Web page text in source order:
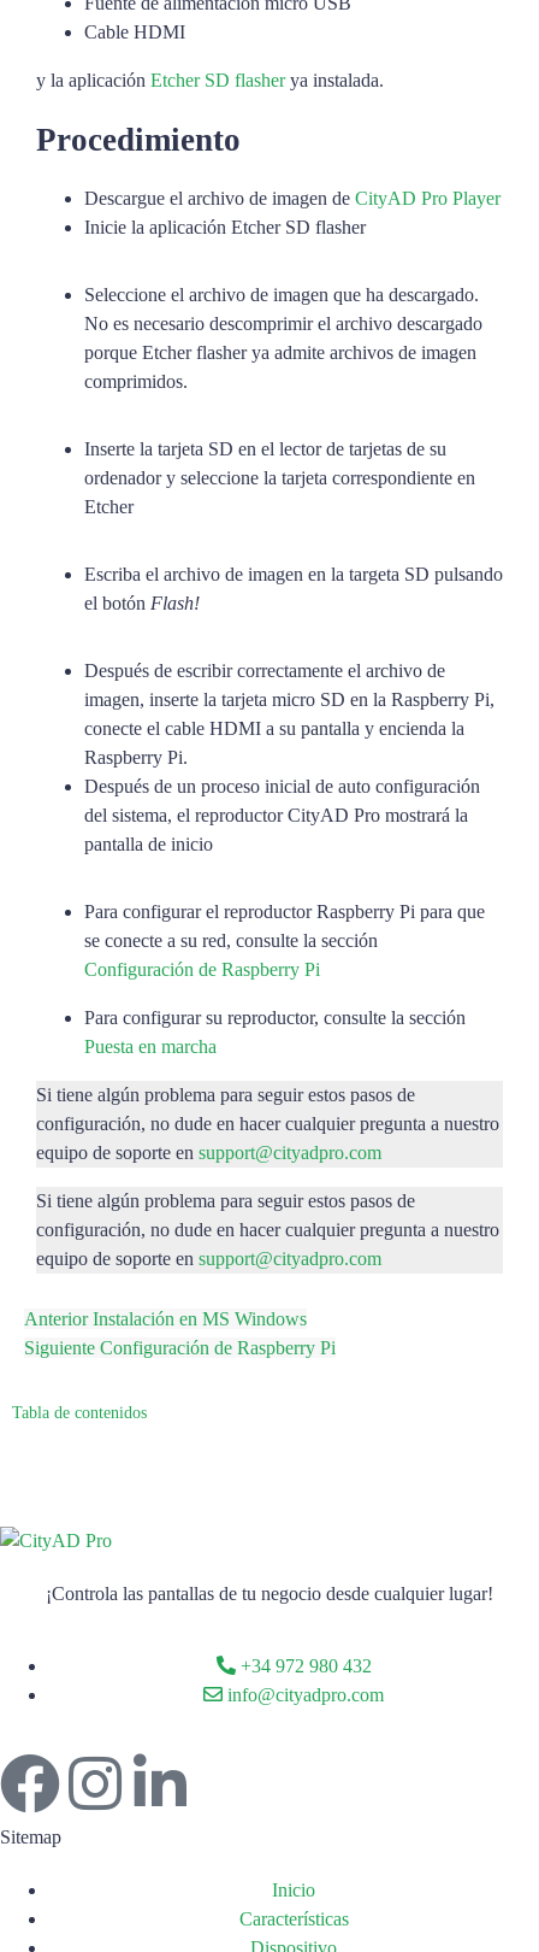
Cable HDMI
y la aplicación Etcher SD flasherya instalada.
Procedimiento
Descargue el archivo de imagen de CityAD Pro Player
Inicie la aplicación Etcher SD flasher
Seleccione el archivo de imagen que ha descargado.
No es necesario descomprimir el archivo descargado
porque Etcher flasher ya admite archivos de imagen
comprimidos.
Inserte la tarjeta SD en el lector de tarjetas de su
ordenador y seleccione la tarjeta correspondiente en
Etcher
Escriba el archivo de imagen en la targeta SD pulsando
el botón Flash!
Después de escribir correctamente el archivo de
imagen, inserte la tarjeta micro SD en la Raspberry Pi,
conecte el cable HDMI a su pantalla y encienda la
Raspberry Pi.
Después de un proceso inicial de auto configuración
del sistema, el reproductor CityAD Pro mostrará la
pantalla de inicio
Para configurar el reproductor Raspberry Pi para que
se conecte a su red, consulte la sección
Configuración de Raspberry Pi
Para configurar su reproductor, consulte la sección
Puesta en marcha
Si tiene algún problema para seguir estos pasos de
configuración, no dude en hacer cualquier pregunta a nuestro
equipo de soporte en support@cityadpro.com
Si tiene algún problema para seguir estos pasos de
configuración, no dude en hacer cualquier pregunta a nuestro
equipo de soporte en support@cityadpro.com
AnteriorInstalación en MS Windows
Siguiente Configuración de Raspberry Pi
Tabla de contenidos
¡Controla las pantallas de tu negocio desde cualquier lugar!
+34 972 980 432
info@cityadpro.com
Sitemap
Inicio
Características
Dispositivo